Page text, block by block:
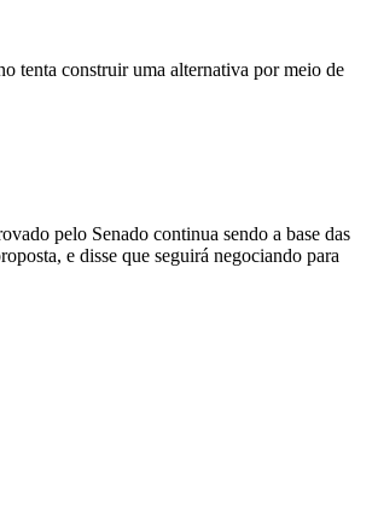
tenta construir uma alternativa por meio de
pelo Senado continua sendo a base das
e disse que seguirá negociando para